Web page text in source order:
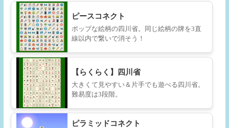
ピースコネクト
ポップな絵柄の四川省。同じ絵柄の牌を3直
線以内で繋いで消そう！
【らくらく】四川省
大きくて見やすい＆片手でも遊べる四川省。
難易度は3段階。
ピラミッドコネクト